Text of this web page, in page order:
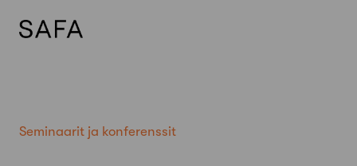
Seminaarit ja konferenssit